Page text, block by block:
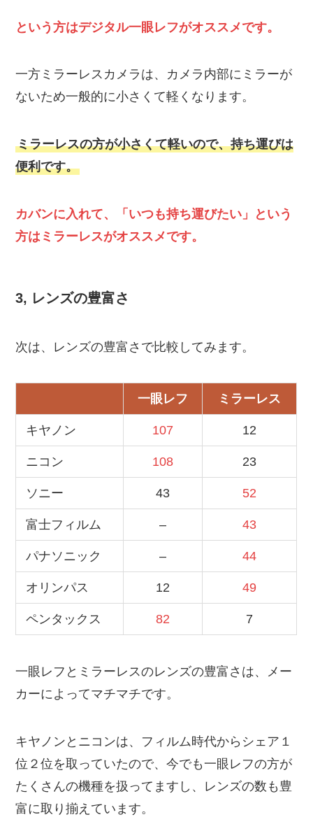
という方はデジタル一眼レフがオススメです。
一方ミラーレスカメラは、カメラ内部にミラーが
ないため一般的に小さくて軽くなります。
ミラーレスの方が小さくて軽いので、持ち運びは
便利です。
カバンに入れて、「いつも持ち運びたい」という
方はミラーレスがオススメです。
3, レンズの豊富さ
次は、レンズの豊富さで比較してみます。
一眼レフ ミラーレス
キヤノン 107 12
ニコン 108 23
ソニー 43 52
富士フィルム – 43
パナソニック – 44
オリンパス 12 49
ペンタックス 82 7
一眼レフとミラーレスのレンズの豊富さは、メー
カーによってマチマチです。
キヤノンとニコンは、フィルム時代からシェア１
位２位を取っていたので、今でも一眼レフの方が
たくさんの機種を扱ってますし、レンズの数も豊
富に取り揃えています。